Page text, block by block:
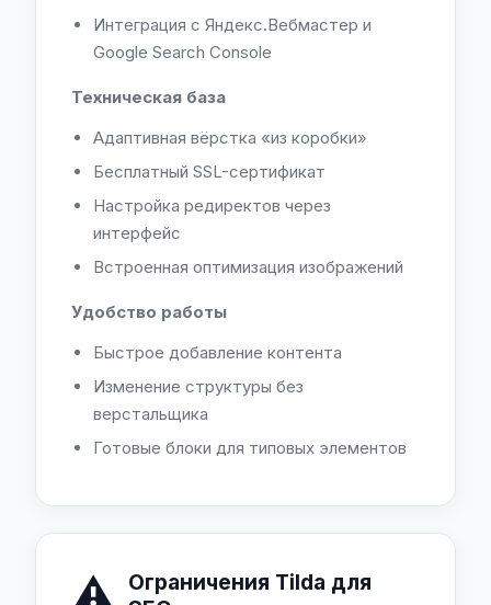
Интеграция с Яндекс.Вебмастер и
Google Search Console
Техническая база
Адаптивная вёрстка «из коробки»
Бесплатный SSL-сертификат
Настройка редиректов через
интерфейс
Встроенная оптимизация изображений
Удобство работы
Быстрое добавление контента
Изменение структуры без
верстальщика
Готовые блоки для типовых элементов
Ограничения Tilda для